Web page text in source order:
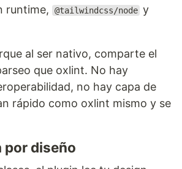
runtime,
@tailwindcss/node y
al ser nativo, comparte el
que oxlint. No hay
no hay capa de
rápido como oxlint mismo y se
por diseño